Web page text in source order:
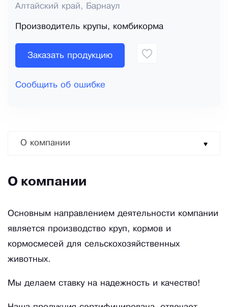
Алтайский край, Барнаул
Производитель крупы, комбикорма
Заказать продукцию
Сообщить об ошибке
О компании
О компании
Основным направлением деятельности компании
является производство круп, кормов и
кормосмесей для сельскохозяйственных
животных.
Мы делаем ставку на надежность и качество!